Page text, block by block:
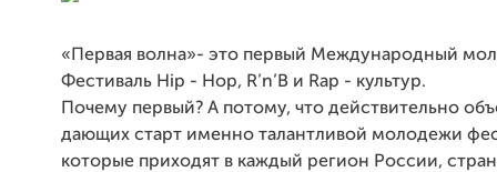
«Первая волна»- это первый Международный
Фестиваль Hip - Hop, R’n’B и Rap - культур.
Почему первый? А потому, что действительно
дающих старт именно талантливой молодежи
которые приходят в каждый регион России,